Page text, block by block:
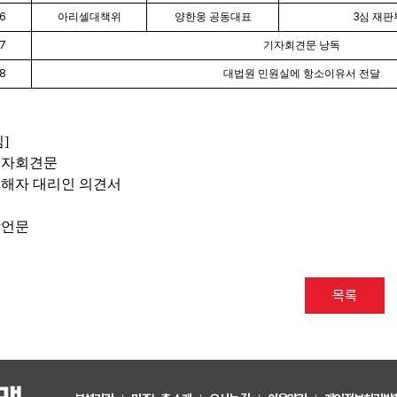
아리셀대책위 양한웅 공동대표 3심 재판
기자회견문 낭독
대법원 민원실에 항소이유서 전달
]
회견문
자 대리인 의견서
문
목록